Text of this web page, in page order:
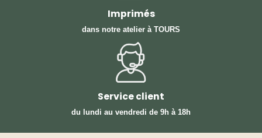
Imprimés
dans notre atelier à TOURS
Service client
du lundi au vendredi de 9h à 18h